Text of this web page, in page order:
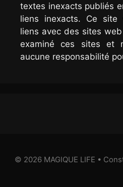
textes inexacts publiés
liens inexacts. Ce site
liens avec des sites
examiné ces sites et
aucune responsabilité
© 2026 MAGIQUE LIFE •